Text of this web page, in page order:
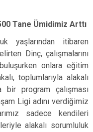
Tane Ümidimiz Arttı
yaşlarından itibaren
Dinç, çalışmalarını
onlara eğitim
toplumlarıyla alakalı
bir program çalışması
Ligi adını verdiğimiz
sadece kendileri
alakalı sorumluluk